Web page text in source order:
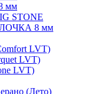
мм
STONE
8 мм
LVT)
LVT)
LVT)
(Лето)